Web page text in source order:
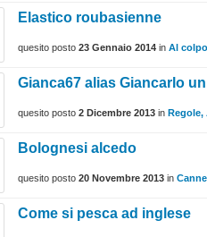
Elastico roubasienne
quesito posto 23 Gennaio 2014 in Al colpo
Gianca67 alias Giancarlo
quesito posto 2 Dicembre 2013 in
Bolognesi alcedo
quesito posto 20 Novembre 2013 in
Come si pesca ad inglese